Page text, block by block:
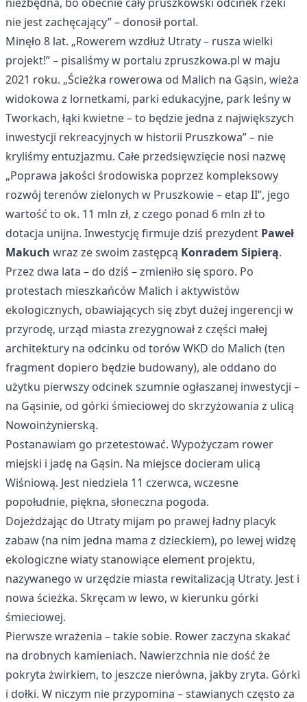
nie jest zachęcający” – donosił portal.
Minęło 8 lat. „Rowerem wzdłuż Utraty – rusza wielki
projekt!” – pisaliśmy w portalu zpruszkowa.pl w maju
2021 roku. „Ścieżka rowerowa od Malich na Gąsin, wieża
widokowa z lornetkami, parki edukacyjne, park leśny w
Tworkach, łąki kwietne – to będzie jedna z największych
inwestycji rekreacyjnych w historii Pruszkowa” – nie
kryliśmy entuzjazmu. Całe przedsięwzięcie nosi nazwę
„Poprawa jakości środowiska poprzez kompleksowy
rozwój terenów zielonych w Pruszkowie – etap II”, jego
wartość to ok. 11 mln zł, z czego ponad 6 mln zł to
dotacja unijna. Inwestycję firmuje dziś prezydent Paweł
Makuch wraz ze swoim zastępcą Konradem Sipierą.
Przez dwa lata – do dziś – zmieniło się sporo. Po
protestach mieszkańców Malich i aktywistów
ekologicznych, obawiających się zbyt dużej ingerencji w
przyrodę, urząd miasta zrezygnował z części małej
architektury na odcinku od torów WKD do Malich (ten
fragment dopiero będzie budowany), ale oddano do
użytku pierwszy odcinek szumnie ogłaszanej inwestycji –
na Gąsinie, od górki śmieciowej do skrzyżowania z ulicą
Nowoinżynierską.
Postanawiam go przetestować. Wypożyczam rower
miejski i jadę na Gąsin. Na miejsce docieram ulicą
Wiśniową. Jest niedziela 11 czerwca, wczesne
popołudnie, piękna, słoneczna pogoda.
Dojeżdżając do Utraty mijam po prawej ładny placyk
zabaw (na nim jedna mama z dzieckiem), po lewej widzę
ekologiczne wiaty stanowiące element projektu,
nazywanego w urzędzie miasta rewitalizacją Utraty. Jest i
nowa ścieżka. Skręcam w lewo, w kierunku górki
śmieciowej.
Pierwsze wrażenia – takie sobie. Rower zaczyna skakać
na drobnych kamieniach. Nawierzchnia nie dość że
pokryta żwirkiem, to jeszcze nierówna, jakby zryta. Górki
i dołki. W niczym nie przypomina – stawianych często za